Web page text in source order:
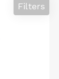
Filters